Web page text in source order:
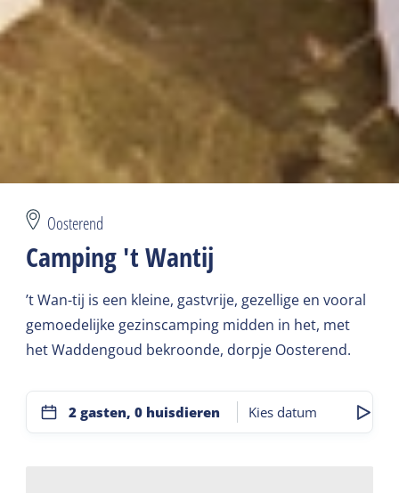
Oosterend
Camping 't Wantij
’t Wan-tij is een kleine, gastvrije, gezellige en vooral
gemoedelijke gezinscamping midden in het, met
het Waddengoud bekroonde, dorpje Oosterend.
2 gasten, 0 huisdieren Kies datum